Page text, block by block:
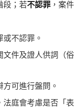
段；若不認罪 ，案件
不認罪。
件及證人供詞（俗
可進行盤問。
庭會考慮是否「表